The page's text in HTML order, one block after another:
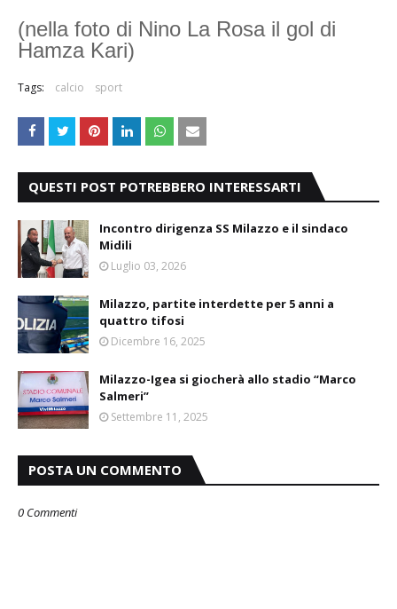
(nella foto di Nino La Rosa il gol di
Hamza Kari)
Tags: calcio sport
QUESTI POST POTREBBERO INTERESSARTI
Incontro dirigenza SS Milazzo e il sindaco
Midili
Luglio 03, 2026
Milazzo, partite interdette per 5 anni a
quattro tifosi
Dicembre 16, 2025
Milazzo-Igea si giocherà allo stadio “Marco
Salmeri”
Settembre 11, 2025
POSTA UN COMMENTO
0 Commenti